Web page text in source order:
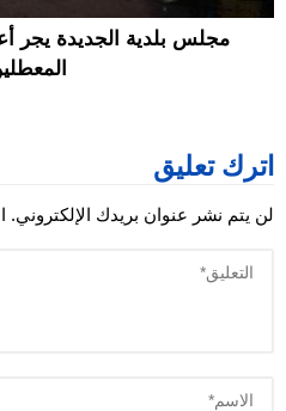
مجلس بلدية الجديدة يجر
اترك تعليق
لن يتم نشر عنوان بريدك الإلكتروني.